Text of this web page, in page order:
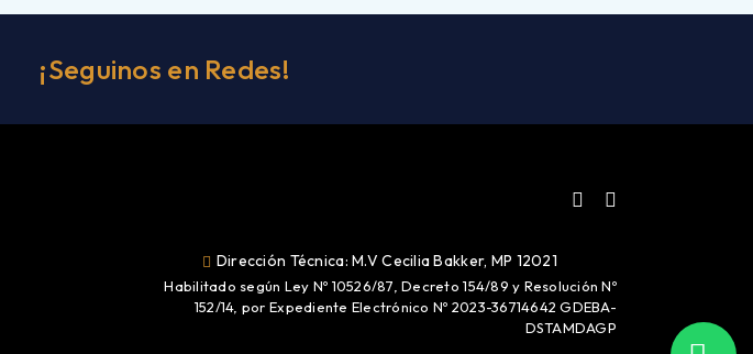
¡Seguinos en Redes!
Dirección Técnica: M.V Cecilia Bakker, MP 12021
Habilitado según Ley Nº 10526/87, Decreto 154/89 y Resolución Nº
152/14, por Expediente Electrónico Nº 2023-36714642 GDEBA-
DSTAMDAGP